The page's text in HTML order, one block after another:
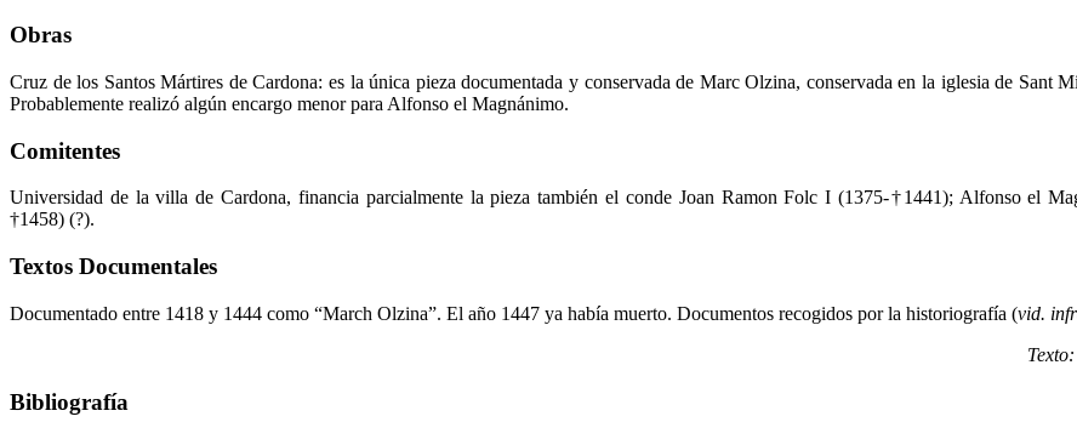
Obras
Cruz de los Santos Mártires de Cardona: es la única pieza documentada y conservada de Marc Olzina, conservada en la iglesia de Sant
Probablemente realizó algún encargo menor para Alfonso el Magnánimo.
Comitentes
Universidad de la villa de Cardona, financia parcialmente la pieza también el conde Joan Ramon Folc I (1375-†1441); Alfonso el
†1458) (?).
Textos Documentales
Documentado entre 1418 y 1444 como “March Olzina”. El año 1447 ya había muerto. Documentos recogidos por la historiografía (vid.
Texto:
Bibliografía